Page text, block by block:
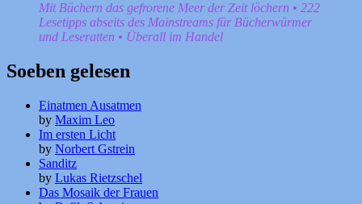
Mit Büchern das gefrorene Meer der Zeit löchern • 222
Lesetipps abseits des Mainstreams für Bücherwürmer
und Leseratten • Überall im Handel
Soeben gelesen
Einatmen Ausatmen
by Maxim Leo
Im ersten Licht
by Norbert Gstrein
Sanditz
by Lukas Rietzschel
Das Mosaik der Frauen